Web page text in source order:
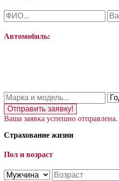
Автомобиль:
Отправить заявку!
Ваша заявка успешно отправлена.
Страхование жизни
Пол и возраст